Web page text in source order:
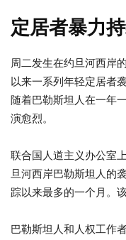
定居者暴力
周二发生在约旦河西岸
以来一系列年轻定居者
随着巴勒斯坦人在一年
演愈烈。
联合国人道主义办公室
旦河西岸巴勒斯坦人的
踪以来最多的一个月。
巴勒斯坦人和人权工作